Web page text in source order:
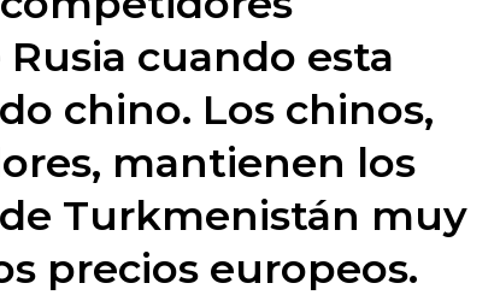
cuando esta
chino. Los chinos,
mantienen los
Turkmenistán muy
precios europeos.